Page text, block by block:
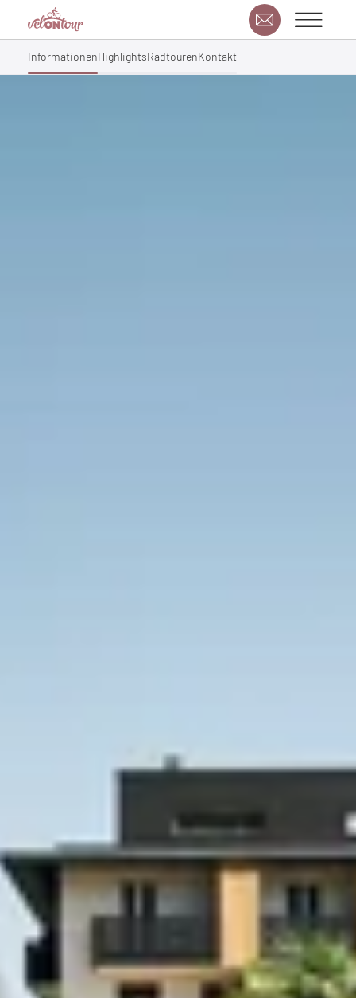
InformationenHighlightsRadtourenKontakt